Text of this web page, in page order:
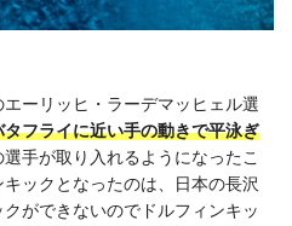
ーリッヒ・ラーデマッヒェル選
タフライに近い手の動きで平泳ぎ
手が取り入れるようになったこ
ックとなったのは、日本の長沢
ができないのでドルフィンキッ